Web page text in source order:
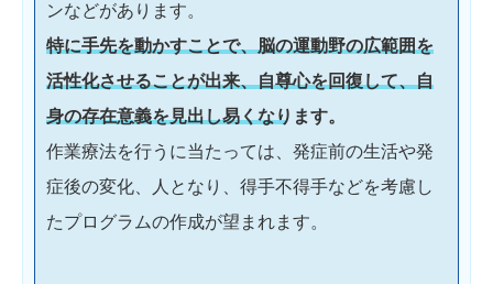
ンなどがあります。
特に手先を動かすことで、脳の運動野の広範囲を
活性化させることが出来、自尊心を回復して、自
身の存在意義を見出し易くなります。
作業療法を行うに当たっては、発症前の生活や発
症後の変化、人となり、得手不得手などを考慮し
たプログラムの作成が望まれます。